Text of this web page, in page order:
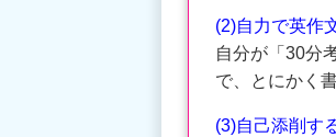
(2)自力で英作
自分が「30分
で、とにかく
(3)自己添削す